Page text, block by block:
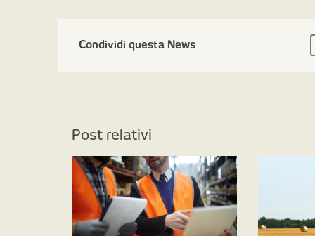
Condividi questa News
Post relativi